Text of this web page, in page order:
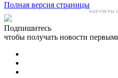
Полная версия страницы
ПАРТНЕРЫ
Подпишитесь
чтобы получать новости